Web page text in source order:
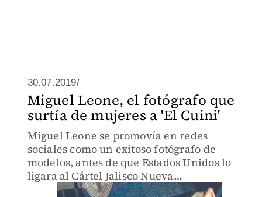
30.07.2019/
Miguel Leone, el fotógrafo que
surtía de mujeres a 'El Cuini'
Miguel Leone se promovía en redes
sociales como un exitoso fotógrafo de
modelos, antes de que Estados Unidos lo
ligara al Cártel Jalisco Nueva
Generación.